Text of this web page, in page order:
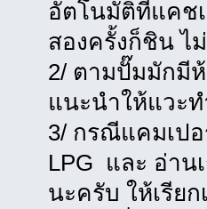
อัตโนมัติที่แคชเ
สองครั้งก็ชิน ไ
2/ ตามปั๊มมักมี
แนะนำให้แวะท
3/ กรณีแคมเป
LPG และ อ่าน
นะครับ ให้เรียก